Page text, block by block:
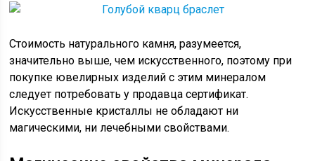
Стоимость натурального камня, разумеется,
значительно выше, чем искусственного, поэтому при
покупке ювелирных изделий с этим минералом
следует потребовать у продавца сертификат.
Искусственные кристаллы не обладают ни
магическими, ни лечебными свойствами.